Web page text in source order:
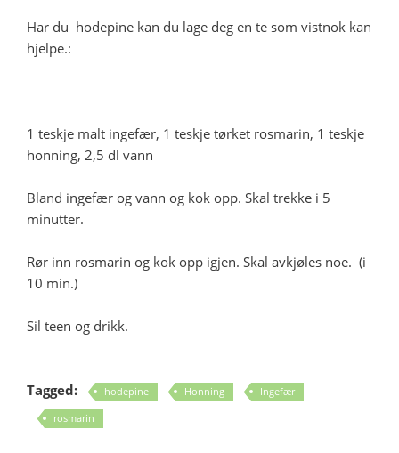
Har du hodepine kan du lage deg en te som vistnok kan
hjelpe.:
1 teskje malt ingefær, 1 teskje tørket rosmarin, 1 teskje
honning, 2,5 dl vann
Bland ingefær og vann og kok opp. Skal trekke i 5
minutter.
Rør inn rosmarin og kok opp igjen. Skal avkjøles noe. (i
10 min.)
Sil teen og drikk.
Tagged: hodepine Honning
Ingefær
rosmarin